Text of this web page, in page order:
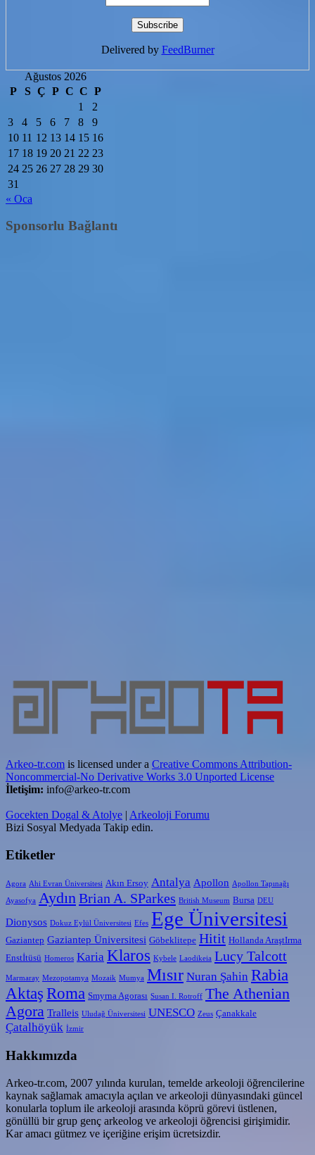
Delivered by FeedBurner
Ağustos 2026
P
S Ç P C C P
1
2
3
4 5 6 7 8
9
10 11 12 13 14 15 16
17 18 19 20 21 22 23
24 25 26 27 28 29 30
31
« Oca
Sponsorlu Bağlantı
Arkeo-tr.com is licensed under a Creative Commons Attribution-
Noncommercial-No Derivative Works 3.0 Unported License
İletişim: info@arkeo-tr.com
Gocekten Dogal & Atolye | Arkeoloji Forumu
Bizi Sosyal Medyada Takip edin.
Etiketler
Agora Ahi Evran Üniversitesi Akın Ersoy Antalya Apollon Apollon Tapınağı
Ayasofya AydınBrian A. SParkes British Museum Bursa DEU
Dionysos Dokuz Eylül Üniversitesi Efes Ege Üniversitesi
Gaziantep Gaziantep Üniversitesi Göbeklitepe Hitit Hollanda AraştIrma
Enstİtüsü Homeros Karia Klaros Kybele Laodikeia Lucy Talcott
Marmaray Mezopotamya Mozaik Mumya Mısır Nuran Şahin Rabia
Aktaş Roma Smyrna Agorası Susan I. Rotroff The Athenian
Agora Tralleis Uludağ Üniversitesi UNESCO Zeus Çanakkale
Çatalhöyük İzmir
Hakkımızda
Arkeo-tr.com, 2007 yılında kurulan, temelde arkeoloji öğrencilerine
kaynak sağlamak amacıyla açılan ve arkeoloji dünyasındaki güncel
konularla toplum ile arkeoloji arasında köprü görevi üstlenen,
gönüllü bir grup genç arkeolog ve arkeoloji öğrencisi girişimidir.
Kar amacı gütmez ve içeriğine erişim ücretsizdir.